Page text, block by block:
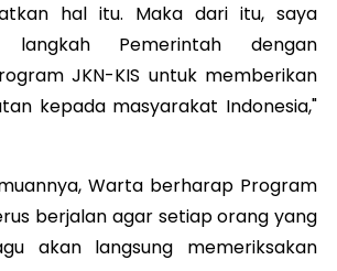
hal itu. Maka dari itu, saya
langkah Pemerintah dengan
JKN-KIS untuk memberikan
kepada masyarakat Indonesia,"
Warta berharap Program
berjalan agar setiap orang yang
akan langsung memeriksakan